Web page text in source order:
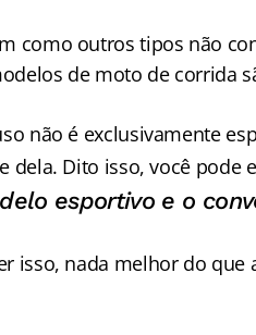
como outros tipos não
de moto de corrida
não é exclusivamente
dela. Dito isso, você pode
esportivo e o
isso, nada melhor do